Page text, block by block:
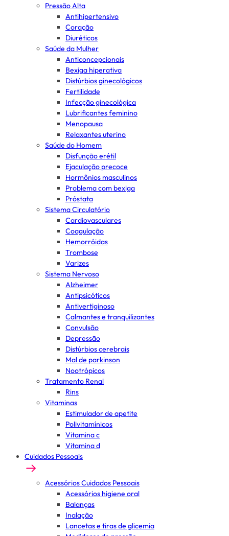
Pressão Alta
Antihipertensivo
Coração
Diuréticos
Saúde da Mulher
Anticoncepcionais
Bexiga hiperativa
Distúrbios ginecológicos
Fertilidade
Infecção ginecológica
Lubrificantes feminino
Menopausa
Relaxantes uterino
Saúde do Homem
Disfunção erétil
Ejaculação precoce
Hormônios masculinos
Problema com bexiga
Próstata
Sistema Circulatório
Cardiovasculares
Coagulação
Hemorróidas
Trombose
Varizes
Sistema Nervoso
Alzheimer
Antipsicóticos
Antivertiginoso
Calmantes e tranquilizantes
Convulsão
Depressão
Distúrbios cerebrais
Mal de parkinson
Nootrópicos
Tratamento Renal
Rins
Vitaminas
Estimulador de apetite
Polivitamínicos
Vitamina c
Vitamina d
Cuidados Pessoais
Acessórios Cuidados Pessoais
Acessórios higiene oral
Balanças
Inalação
Lancetas e tiras de glicemia